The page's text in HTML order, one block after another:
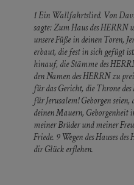
1 Ein Wallfahrtslied. Von
sagte: Zum Haus des HERRN
unsere Füße in deinen Toren,
erbaut, die fest in sich gefügt
hinauf, die Stämme des
den Namen des HERRN zu
für das Gericht, die Throne
für Jerusalem! Geborgen
deinen Mauern, Geborgenheit
meiner Brüder und meiner
Friede. 9 Wegen des Hauses
dir Glück erflehen.